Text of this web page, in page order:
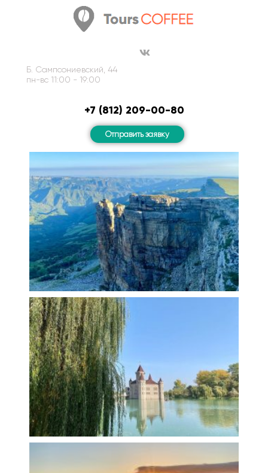
Б. Сампсониевский, 44
пн-вс 11:00 - 19:00
+7 (812) 209-00-80
Отправить заявку